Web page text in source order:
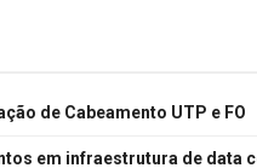
de Cabeamento UTP e FO
em infraestrutura de data